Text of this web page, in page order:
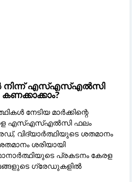
നിന്ന് എസ്എസ്എൽസി
നേടിയ മാർക്കിന്റെ
എസ്എസ്എൽസി ഫലം
വിദ്യാർത്ഥിയുടെ ശതമാനം
ശരിയായി
പ്രകടനം കേരള
ഗ്രേഡുകളിൽ